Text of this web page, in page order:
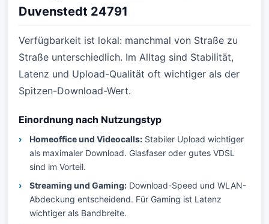
Duvenstedt 24791
Verfügbarkeit ist lokal: manchmal von Straße zu
Straße unterschiedlich. Im Alltag sind Stabilität,
Latenz und Upload-Qualität oft wichtiger als der
Spitzen-Download-Wert.
Einordnung nach Nutzungstyp
Homeoffice und Videocalls: Stabiler Upload wichtiger
als maximaler Download. Glasfaser oder gutes VDSL
sind im Vorteil.
Streaming und Gaming: Download-Speed und WLAN-
Abdeckung entscheidend. Für Gaming ist Latenz
wichtiger als Bandbreite.